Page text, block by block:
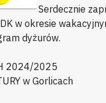
Serdecznie
w okresie
dyżurów.
2024/2025
w Gorlicach